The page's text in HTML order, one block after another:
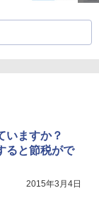
いますか？
ると節税がで
2015年3月4日